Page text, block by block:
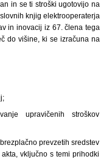
in se ti stroški ugotovijo na
knjig elektrooperaterja
in inovacij iz 67. člena tega
do višine, ki se izračuna na
upravičenih stroškov
prevzetih sredstev
vključno s temi prihodki